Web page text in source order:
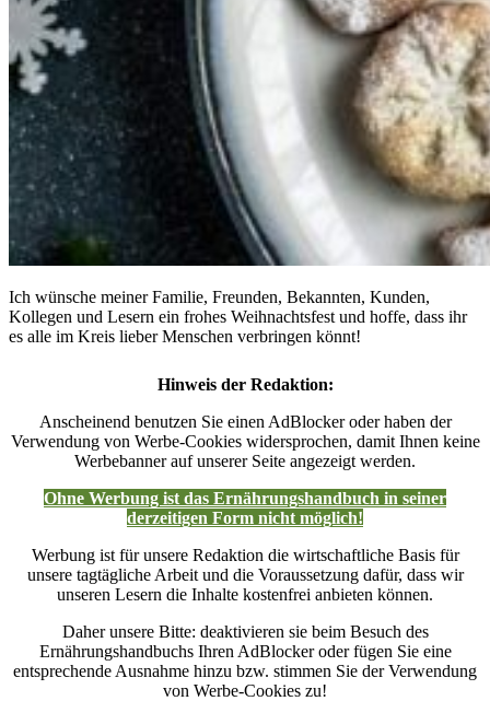
Ich wünsche meiner Familie, Freunden, Bekannten, Kunden,
Kollegen und Lesern ein frohes Weihnachtsfest und hoffe, dass ihr
es alle im Kreis lieber Menschen verbringen könnt!
Hinweis der Redaktion:
Anscheinend benutzen Sie einen AdBlocker oder haben der
Verwendung von Werbe-Cookies widersprochen, damit Ihnen keine
Werbebanner auf unserer Seite angezeigt werden.
Ohne Werbung ist das Ernährungshandbuch in seiner
derzeitigen Form nicht möglich!
Werbung ist für unsere Redaktion die wirtschaftliche Basis für
unsere tagtägliche Arbeit und die Voraussetzung dafür, dass wir
unseren Lesern die Inhalte kostenfrei anbieten können.
Daher unsere Bitte: deaktivieren sie beim Besuch des
Ernährungshandbuchs Ihren AdBlocker oder fügen Sie eine
entsprechende Ausnahme hinzu bzw. stimmen Sie der Verwendung
von Werbe-Cookies zu!